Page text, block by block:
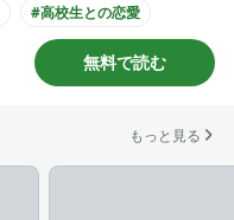
#高校生との恋愛
#マンガ大賞
#俺マン
無料で読む
もっと見る